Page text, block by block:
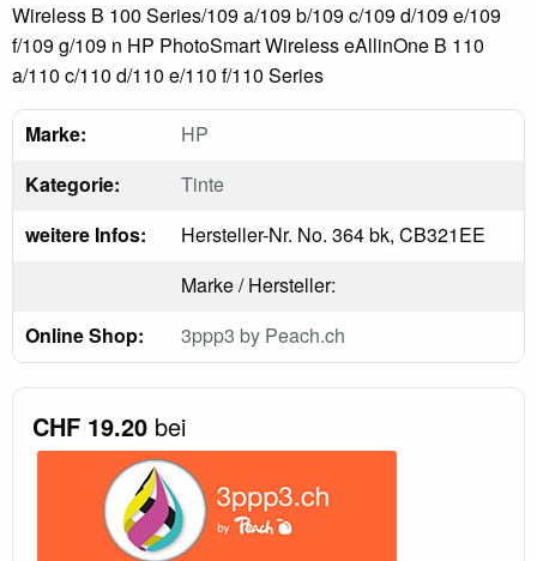
Wireless B 100 Series/109 a/109 b/109 c/109 d/109 e/109
f/109 g/109 n HP PhotoSmart Wireless eAllinOne B 110
a/110 c/110 d/110 e/110 f/110 Series
Marke:
HP
Kategorie:
Tinte
weitere Infos:
Hersteller-Nr. No. 364 bk, CB321EE
Marke / Hersteller:
Online Shop:
3ppp3 by Peach.ch
CHF 19.20 bei